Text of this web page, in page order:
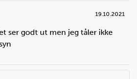
19.10.2021
ser godt ut men jeg tåler ikke